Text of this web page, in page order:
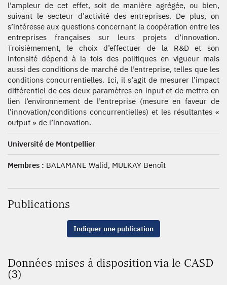
l’ampleur de cet effet, soit de manière agrégée, ou bien,
suivant le secteur d’activité des entreprises. De plus, on
s’intéresse aux questions concernant la coopération entre les
entreprises françaises sur leurs projets d’innovation.
Troisièmement, le choix d’effectuer de la R&D et son
intensité dépend à la fois des politiques en vigueur mais
aussi des conditions de marché de l’entreprise, telles que les
conditions concurrentielles. Ici, il s’agit de mesurer l’impact
différentiel de ces deux paramètres en input et de mettre en
lien l’environnement de l’entreprise (mesure en faveur de
l’innovation/conditions concurrentielles) et les résultantes «
output » de l’innovation.
Université de Montpellier
Membres : BALAMANE Walid, MULKAY Benoît
Publications
Indiquer une publication
Données mises à disposition via le CASD
(3)